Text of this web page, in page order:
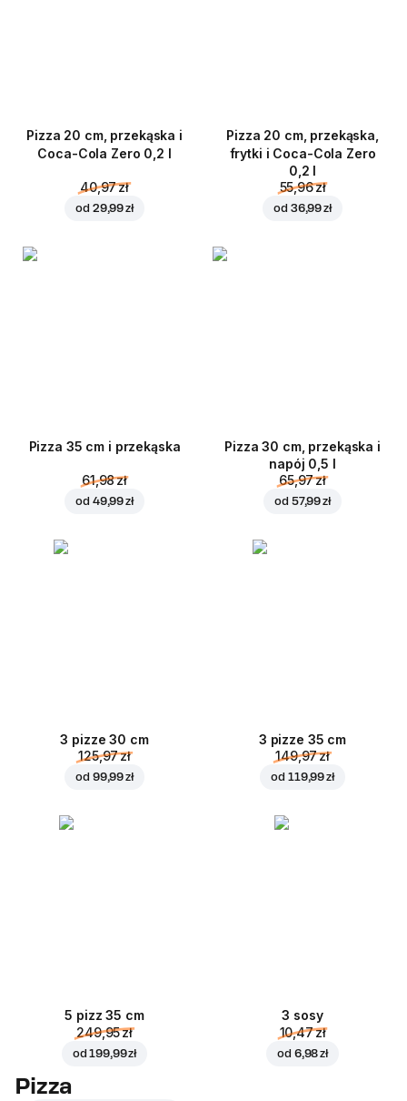
Pizza 20 cm, przekąska i
Coca-Cola Zero 0,2 l
40,97 zł
od 29,99 zł
Pizza 20 cm, przekąska,
frytki i Coca-Cola Zero
0,2 l
55,96 zł
od 36,99 zł
Pizza 35 cm i przekąska
61,98 zł
od 49,99 zł
Pizza 30 cm, przekąska i
napój 0,5 l
65,97 zł
od 57,99 zł
3 pizze 30 cm
125,97 zł
od 99,99 zł
3 pizze 35 cm
149,97 zł
od 119,99 zł
5 pizz 35 cm
249,95 zł
od199,99 zł
3 sosy
10,47 zł
od 6,98 zł
Pizza